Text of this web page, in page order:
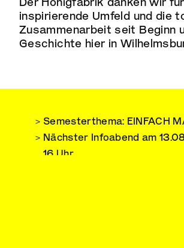
inspirierende Umfeld und die
Zusammenarbeit seit Beginn
Geschichte hier in
Semesterthema: EINFACH
Nächster Infoabend am
16 Uhr